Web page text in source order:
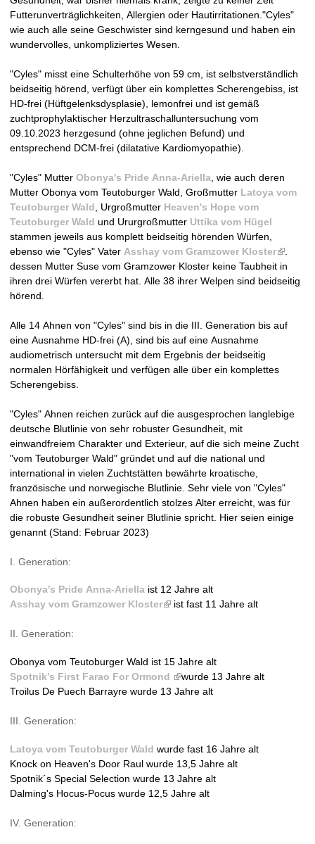
n
V
D
H
-
u
c
h
t
e
i
1
9
9
4
Futterunverträglichkeiten, Allergien oder Hautirritationen."Cyles"
wie auch alle seine Geschwister sind kerngesund und haben ein
wundervolles, unkompliziertes Wesen.
"Cyles" misst eine Schulterhöhe von 59 cm, ist selbstverständlich
beidseitig hörend, verfügt über ein komplettes Scherengebiss, ist
HD-frei (Hüftgelenksdysplasie), lemonfrei und ist gemäß
zuchtprophylaktischer Herzultraschalluntersuchung vom
09.10.2023 herzgesund (ohne jeglichen Befund) und
entsprechend DCM-frei (dilatative Kardiomyopathie).
"Cyles" Mutter Obonya's Pride Anna-Ariella , wie auch deren
Mutter Obonya vom Teutoburger Wald, Großmutter Latoya vom
Teutoburger Wald , Urgroßmutter Heaven's Hope vom
Teutoburger Wald und Ururgroßmutter Uttika vom Hügel
stammen jeweils aus komplett beidseitig hörenden Würfen,
ebenso wie "Cyles" Vater Asshay vom Gramzower Kloster(
l
i
i
x
r
a
dessen Mutter Suse vom Gramzower Kloster keine Taubheit in
ihren drei Würfen vererbt hat. Alle 38 ihrer Welpen sind beidseitig
hörend.
Alle 14 Ahnen von "Cyles" sind bis in die III. Generation bis auf
eine Ausnahme HD-frei (A), sind bis auf eine Ausnahme
audiometrisch untersucht mit dem Ergebnis der beidseitig
normalen Hörfähigkeit und verfügen alle über ein komplettes
Scherengebiss.
"Cyles" Ahnen reichen zurück auf die ausgesprochen langlebige
deutsche Blutlinie von sehr robuster Gesundheit, mit
einwandfreiem Charakter und Exterieur, auf die sich meine Zucht
"vom Teutoburger Wald" gründet und auf die national und
international in vielen Zuchtstätten bewährte kroatische,
französische und norwegische Blutlinie. Sehr viele von "Cyles"
Ahnen haben ein außerordentlich stolzes Alter erreicht, was für
die robuste Gesundheit seiner Blutlinie spricht. Hier seien einige
genannt (Stand: Februar 2023)
I. Generation:
Obonya's Pride Anna-Ariella ist 12 Jahre alt
Asshay vom Gramzower Kloster(
k
i
s
e
r
n
a
ist fast 11 Jahre alt
II. Generation:
Obonya vom Teutoburger Wald ist 15 Jahre alt
Spotnik’s First Farao For Ormond (
l
i
s
e
x
wurde 13 Jahre alt
Troilus De Puech Barrayre wurde 13 Jahre alt
III. Generation:
Latoya vom Teutoburger Wald wurde fast 16 Jahre alt
Knock on Heaven's Door Raul wurde 13,5 Jahre alt
Spotnik´s Special Selection wurde 13 Jahre alt
Dalming's Hocus-Pocus wurde 12,5 Jahre alt
IV. Generation: